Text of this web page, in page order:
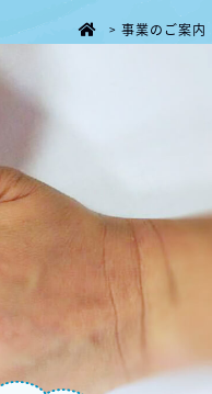
> 事業のご案内